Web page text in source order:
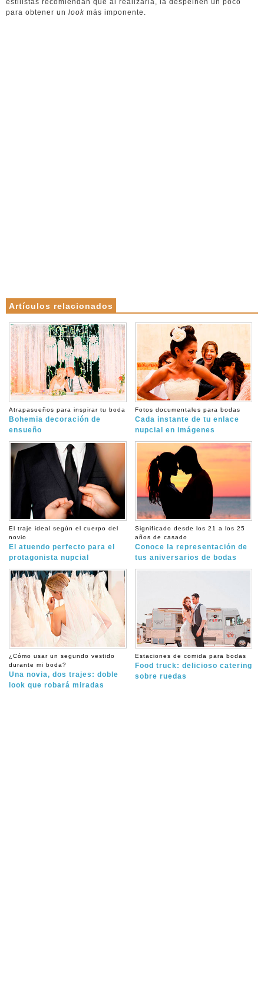
para obtener un look más imponente.
Artículos relacionados
Atrapasueños para inspirar tu boda
Bohemia decoración de
ensueño
Fotos documentales para bodas
Cada instante de tu enlace
nupcial en imágenes
El traje ideal según el cuerpo del
novio
El atuendo perfecto para el
protagonista nupcial
Significado desde los 21 a los 25
años de casado
Conoce la representación de
tus aniversarios de bodas
¿Cómo usar un segundo vestido
durante mi boda?
Una novia, dos trajes: doble
look que robará miradas
Estaciones de comida para bodas
Food truck: delicioso catering
sobre ruedas